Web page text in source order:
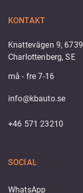
KONTAKT
Knattevägen 9,
Charlottenberg, SE
må - fre 7-16
info@kbauto.se
+46 571 23210
SOCIAL
WhatsApp